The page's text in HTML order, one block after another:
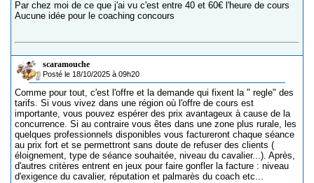
Par chez moi de ce que j'ai vu c'est entre 40 et 60€ l'heure de cours
Aucune idée pour le coaching concours
scaramouche
Posté le 18/10/2025 à 09h20
Comme pour tout, c'est l'offre et la demande qui fixent la " regle" des
tarifs. Si vous vivez dans une région où l'offre de cours est
importante, vous pouvez espérer des prix avantageux à cause de la
concurrence. Si au contraire vous êtes dans une zone plus rurale, les
quelques professionnels disponibles vous factureront chaque séance
au prix fort et se permettront sans doute de refuser des clients (
éloignement, type de séance souhaitée, niveau du cavalier...). Après,
d'autres critères entrent en jeux pour faire gonfler la facture : niveau
d'exigence du cavalier, réputation et palmarès du coach etc...